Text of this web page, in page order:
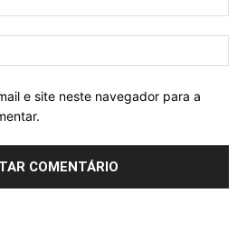
e site neste navegador para a